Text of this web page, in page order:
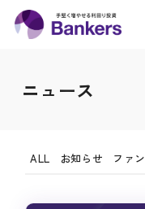
ニュース
ALL お知らせ ファ